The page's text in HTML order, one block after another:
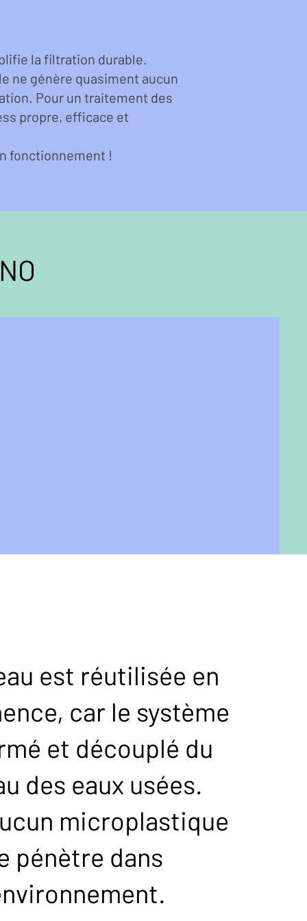
la filtration durable.
ne génère quasiment aucun
Pour un traitement des
propre, efficace et
fonctionnement !
est réutilisée en
car le système
et découplé du
des eaux usées.
microplastique
pénètre dans